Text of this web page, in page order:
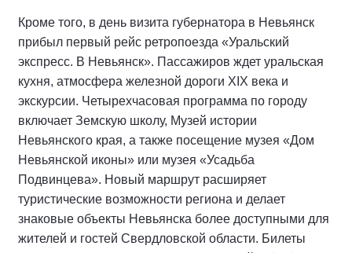
Кроме того, в день визита губернатора в Невьянск
прибыл первый рейс ретропоезда «Уральский
экспресс. В Невьянск». Пассажиров ждет уральская
кухня, атмосфера железной дороги XIX века и
экскурсии. Четырехчасовая программа по городу
включает Земскую школу, Музей истории
Невьянского края, а также посещение музея «Дом
Невьянской иконы» или музея «Усадьба
Подвинцева». Новый маршрут расширяет
туристические возможности региона и делает
знаковые объекты Невьянска более доступными для
жителей и гостей Свердловской области. Билеты